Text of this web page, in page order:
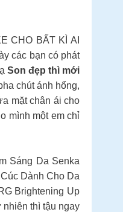
CHO BẤT KÌ AI
các bạn có phát
Son đẹp thì mới
chút ánh hổng,
mặt chân ái cho
mình một em chỉ
Sáng Da Senka
Dành Cho Da
Brightening Up
nhiên thì tậu ngay